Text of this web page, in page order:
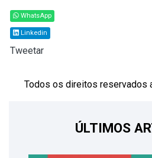
WhatsApp
Linkedin
Tweetar
Todos os direitos reservados
ÚLTIMOS